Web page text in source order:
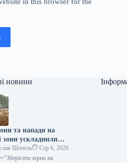
in this browser for the
новини
та напади на
зони ускладнили
сільгоспвиробників
області —
Шепель
Сер 6, 2026
зерно на